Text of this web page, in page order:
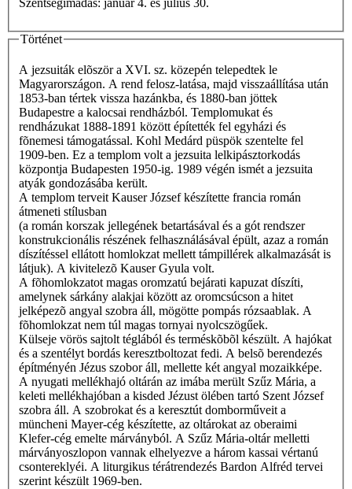
Történet
A jezsuiták elõször a XVI. sz. közepén telepedtek le
Magyarországon. A rend felosz-latása, majd visszaállítása után
1853-ban tértek vissza hazánkba, és 1880-ban jöttek
Budapestre a kalocsai rendházból. Templomukat és
rendházukat 1888-1891 között építették fel egyházi és
fõnemesi támogatással. Kohl Medárd püspök szentelte fel
1909-ben. Ez a templom volt a jezsuita lelkipásztorkodás
központja Budapesten 1950-ig. 1989 végén ismét a jezsuita
atyák gondozásába került.
A templom terveit Kauser József készítette francia román
átmeneti stílusban
(a román korszak jellegének betartásával és a gót rendszer
konstrukcionális részének felhasználásával épült, azaz a román
díszítéssel ellá­tott homlokzat mellett támpillérek alkalmazását is
látjuk). A kivitelezõ Kauser Gyula volt.
A fõhomlokzatot magas oromzatú bejárati kapuzat díszíti,
amelynek sárkány alakjai között az oromcsúcson a hitet
jelképezõ angyal szobra áll, mögötte pompás rózsaablak. A
fõhomlokzat nem túl magas tornyai nyolcszögűek.
Külseje vörös sajtolt téglából és terméskõbõl készült. A hajókat
és a szentélyt bordás keresztboltozat fedi. A belsõ berendezés
építményén Jézus szobor áll, mellette két angyal mozaikképe.
A nyugati mellékhajó oltárán az imába merült Szűz Mária, a
keleti mellékhajóban a kisded Jézust ölében tartó Szent József
szobra áll. A szobrokat és a keresztút domborműveit a
müncheni Mayer-cég készítette, az oltárokat az oberaimi
Klefer-cég emelte márványból. A Szűz Mária-oltár melletti
márványoszlopon vannak elhelyezve a három kassai vértanú
csontereklyéi. A liturgikus térátrendezés Bardon Alfréd tervei
szerint készült 1969-ben.